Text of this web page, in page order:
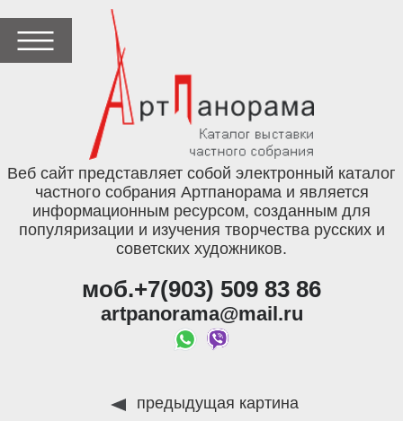
Веб сайт представляет собой электронный каталог
частного собрания Артпанорама и является
информационным ресурсом, созданным для
популяризации и изучения творчества русских и
советских художников.
моб.+7(903) 509 83 86
artpanorama@mail.ru
предыдущая картина